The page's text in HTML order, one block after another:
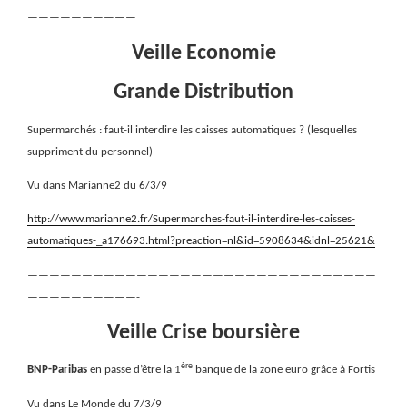
——————————
Veille Economie
Grande Distribution
Supermarchés : faut-il interdire les caisses automatiques ? (lesquelles
suppriment du personnel)
Vu dans Marianne2 du 6/3/9
http://www.marianne2.fr/Supermarches-faut-il-interdire-les-caisses-
automatiques-_a176693.html?preaction=nl&id=5908634&idnl=25621&
————————————————————————————————
——————————-
Veille Crise boursière
BNP-Paribas en passe d’être la 1ère banque de la zone euro grâce à Fortis
Vu dans Le Monde du 7/3/9